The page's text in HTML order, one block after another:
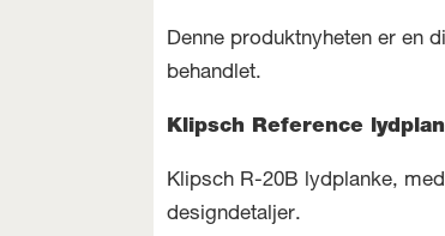
Denne produktnyheten er en
behandlet.
Klipsch Reference
Klipsch R-20B lydplanke,
designdetaljer.